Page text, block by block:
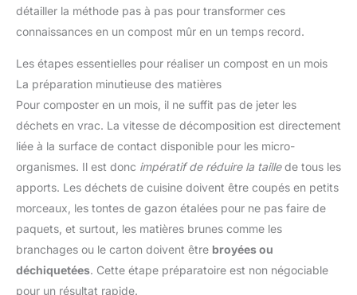
détailler la méthode pas à pas pour transformer ces
connaissances en un compost mûr en un temps record.
Les étapes essentielles pour réaliser un compost en un mois
La préparation minutieuse des matières
Pour composter en un mois, il ne suffit pas de jeter les
déchets en vrac. La vitesse de décomposition est directement
liée à la surface de contact disponible pour les micro-
organismes. Il est donc impératif de réduire la taillede tous les
apports. Les déchets de cuisine doivent être coupés en petits
morceaux, les tontes de gazon étalées pour ne pas faire de
paquets, et surtout, les matières brunes comme les
branchages ou le carton doivent être broyées ou
déchiquetées. Cette étape préparatoire est non négociable
pour un résultat rapide.